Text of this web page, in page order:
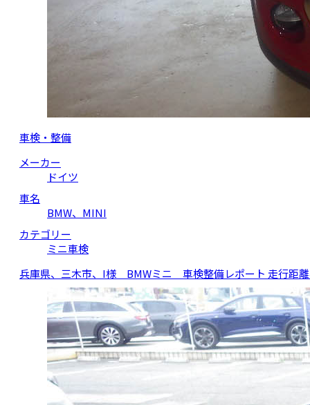
車検・整備
メーカー
ドイツ
車名
BMW、MINI
カテゴリー
ミニ車検
兵庫県、三木市、I様 BMWミニ 車検整備レポート 走行距離